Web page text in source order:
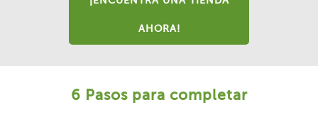
AHORA!
6 Pasos para completar